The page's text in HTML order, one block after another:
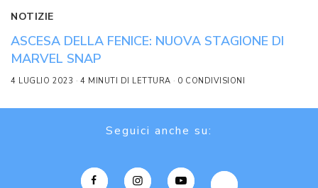
NOTIZIE
ASCESA DELLA FENICE: NUOVA STAGIONE DI
MARVEL SNAP
4 LUGLIO 2023 4 MINUTI DI LETTURA 0 CONDIVISIONI
Seguici anche su: